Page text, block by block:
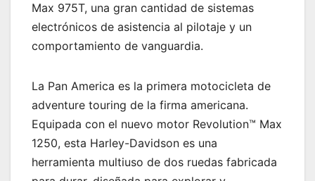
Max 975T, una gran cantidad de sistemas
electrónicos de asistencia al pilotaje y un
comportamiento de vanguardia.
La Pan America es la primera motocicleta de
adventure touring de la firma americana.
Equipada con el nuevo motor Revolution™ Max
1250, esta Harley-Davidson es una
herramienta multiuso de dos ruedas fabricada